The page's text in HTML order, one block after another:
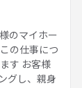
のマイホー
の仕事につ
す お客様
グし、親身